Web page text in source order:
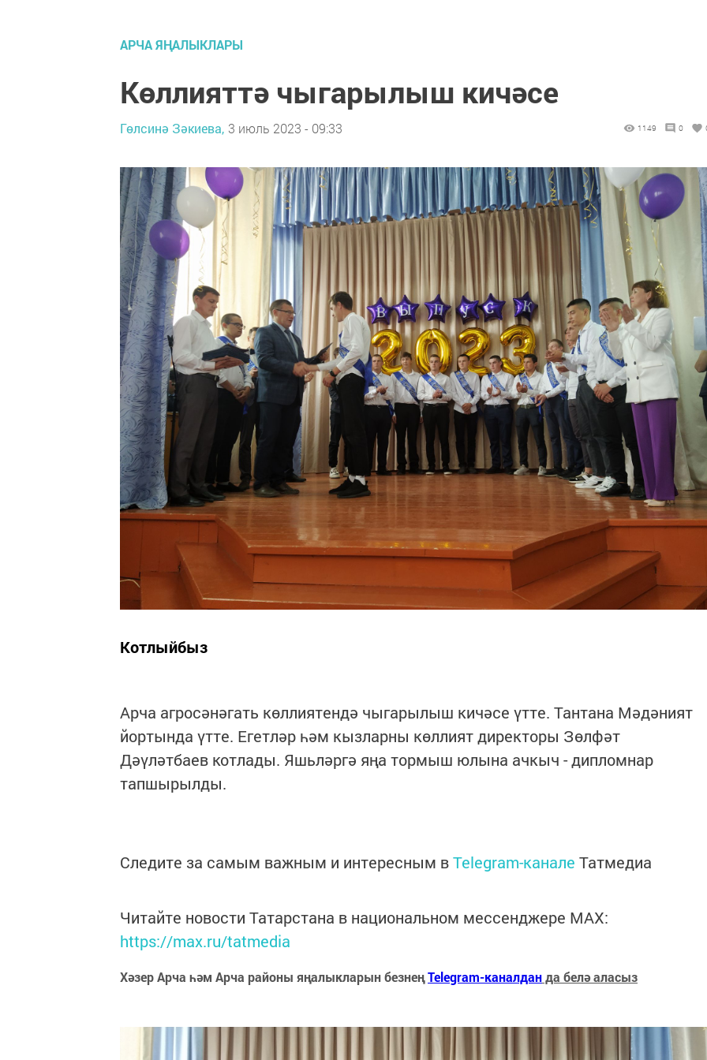
АРЧА ЯҢАЛЫКЛАРЫ
Көллияттә чыгарылыш кичәсе
Гөлсинә Зәкиева, 3 июль 2023 - 09:33 1149 0
Котлыйбыз
Арча агросәнәгать көллиятендә чыгарылыш кичәсе үтте. Тантана Мәдәният
йортында үтте. Егетләр һәм кызларны көллият директоры Зөлфәт
Дәүләтбаев котлады. Яшьләргә яңа тормыш юлына ачкыч - дипломнар
тапшырылды.
Следите за самым важным и интересным вTelegram-канале Татмедиа
Читайте новости Татарстана в национальном мессенджере MАХ:
https://max.ru/tatmedia
Хәзер Арча һәм Арча районы яңалыкларын безнеңTelegram-каналданда белә аласыз